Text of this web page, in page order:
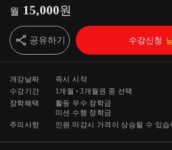
월 15,000원
공유하기 수강신청
개강날짜
즉시 시작
수강기간
1개월 3개월 권 중 선택
장학혜택
활동 우수 장학금
미션 수행 장학금
주의사항
인원 마감시 가격이 상승될 수 있습